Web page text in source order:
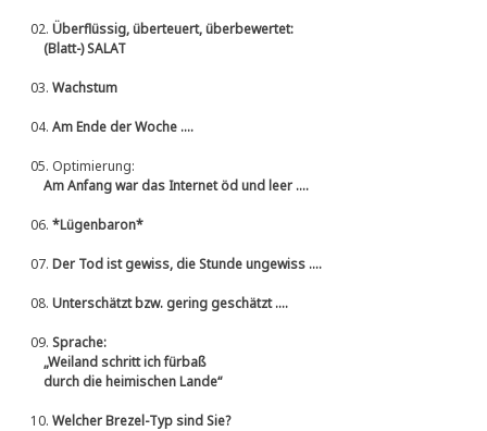
02.Überflüssig, überteuert, überbewertet:
(Blatt-) SALAT
03.Wachstum
04.Am Ende der Woche ....
05. Optimierung:
Am Anfang war das Internet öd und leer ....
06.*Lügenbaron*
07.Der Tod ist gewiss, die Stunde ungewiss ....
08.Unterschätzt bzw. gering geschätzt ....
09.Sprache:
„Weiland schritt ich fürbaß
durch die heimischen Lande“
10.Welcher Brezel-Typ sind Sie?